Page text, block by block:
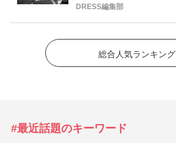
DRESS編集部
総合人気ランキング
#最近話題のキーワード